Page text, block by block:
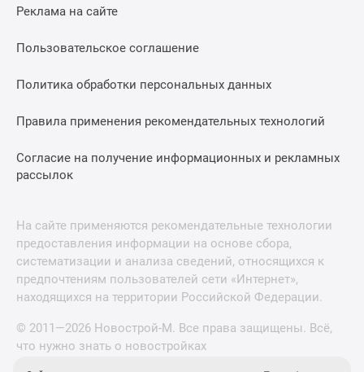
Реклама на сайте
Пользовательское соглашение
Политика обработки персональных данных
Правила применения рекомендательных технологий
Согласие на получение информационных и рекламных
рассылок
На сайте применяются рекомендательные технологии
предоставления информации на основе сбора,
систематизации и анализа сведений, относящихся к
предпочтениям пользователей сети «Интернет»,
находящихся на территории Российской Федерации.
© 2011—2026 Новострой-М. Все права защищены. Всё,
что нужно знать о новостройках